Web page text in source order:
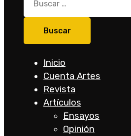
Inicio
Cuenta Artes
Revista
Artículos
Ensayos
Opinión